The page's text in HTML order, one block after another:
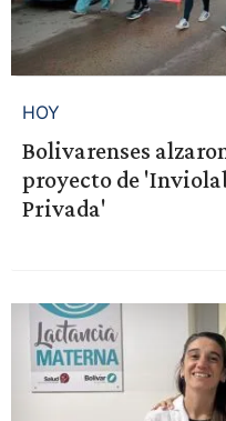
HOY
Bolivarenses
proyecto de
Privada'